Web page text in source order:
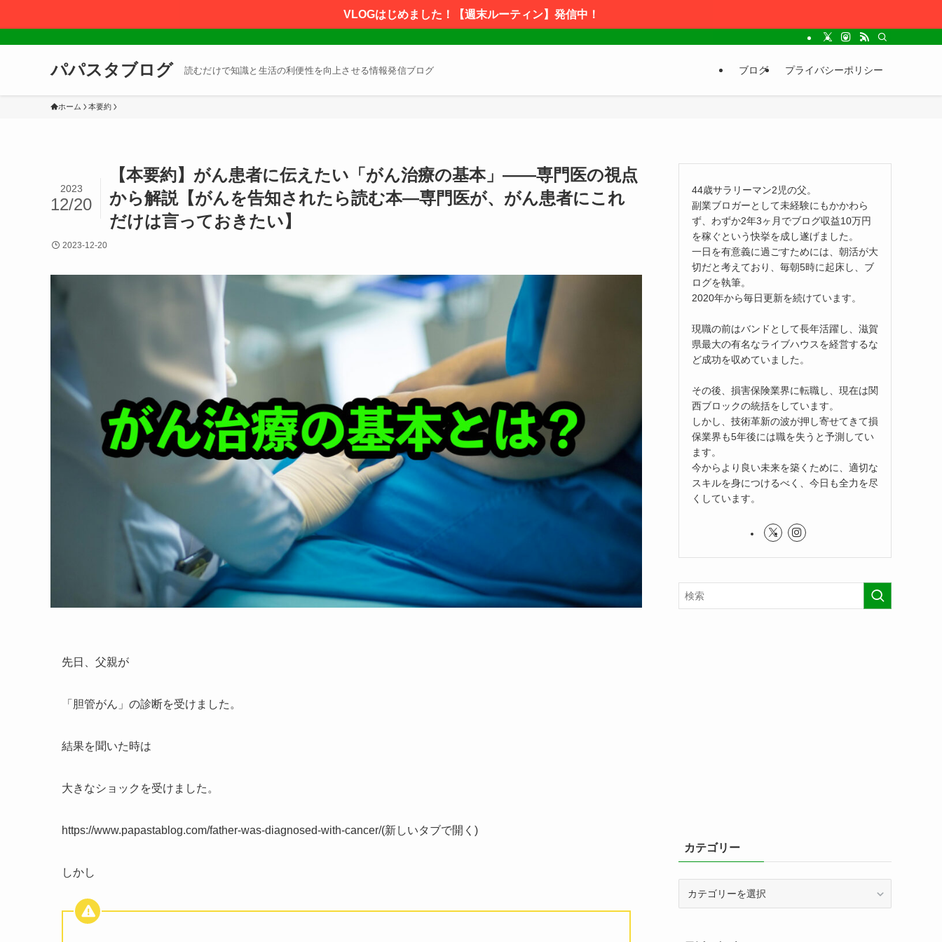
VLOGはじめました！【週末ルーティン】発信中！
パパスタブログ 読むだけで知識と生活の利便性を向上させる情報発信ブログ ブログ プライバシーポリシー
ホーム 本要約
【本要約】がん患者に伝えたい「がん治療の基本」――専門医の視点
から解説【がんを告知されたら読む本―専門医が、がん患者にこれ
だけは言っておきたい】
2023
12/20
2023-12-20
先日、父親が
「胆管がん」の診断を受けました。
結果を聞いた時は
大きなショックを受けました。
https://www.papastablog.com/father-was-diagnosed-with-cancer/(新しいタブで開く)
しかし
44歳サラリーマン2児の父。
副業ブロガーとして未経験にもかかわら
ず、わずか2年3ヶ月でブログ収益10万円
を稼ぐという快挙を成し遂げました。
一日を有意義に過ごすためには、朝活が大
切だと考えており、毎朝5時に起床し、ブ
ログを執筆。
2020年から毎日更新を続けています。
現職の前はバンドとして長年活躍し、滋賀
県最大の有名なライブハウスを経営するな
ど成功を収めていました。
その後、損害保険業界に転職し、現在は関
西ブロックの統括をしています。
しかし、技術革新の波が押し寄せてきて損
保業界も5年後には職を失うと予測してい
ます。
今からより良い未来を築くために、適切な
スキルを身につけるべく、今日も全力を尽
くしています。
カテゴリー